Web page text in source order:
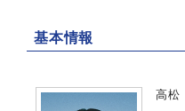
基本情報
高